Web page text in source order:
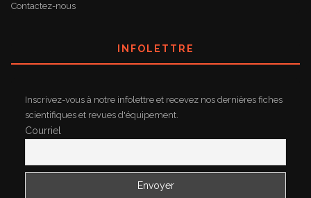
Contactez-nous
INFOLETTRE
Inscrivez-vous à notre infolettre et recevez nos dernières fiches
scientifiques et revues d'équipement.
Courriel